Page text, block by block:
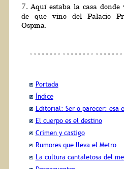
7. Aquí estaba la casa
de que vino del Palacio
Ospina.
Portada
Índice
Editorial: Ser o parecer: esa
El cuerpo es el destino
Crimen y castigo
Rumores que lleva el Metro
La cultura cantaletosa del